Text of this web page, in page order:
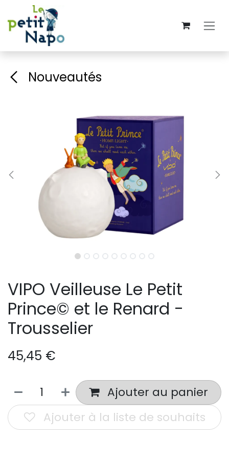
Se rendre au contenu
Nouveautés
VIPO Veilleuse Le Petit
Prince© et le Renard -
Trousselier
45,45 €
Ajouter au panier
Ajouter à la liste de souhaits